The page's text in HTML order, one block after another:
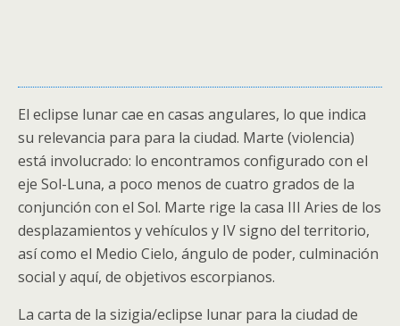
El eclipse lunar cae en casas angulares, lo que indica
su relevancia para para la ciudad. Marte (violencia)
está involucrado: lo encontramos configurado con el
eje Sol-Luna, a poco menos de cuatro grados de la
conjunción con el Sol. Marte rige la casa III Aries de los
desplazamientos y vehículos y IV signo del territorio,
así como el Medio Cielo, ángulo de poder, culminación
social y aquí, de objetivos escorpianos.
La carta de la sizigia/eclipse lunar para la ciudad de